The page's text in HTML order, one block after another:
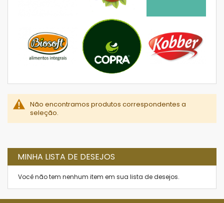
Não encontramos produtos correspondentes a
seleção.
MINHA LISTA DE DESEJOS
Você não tem nenhum item em sua lista de desejos.